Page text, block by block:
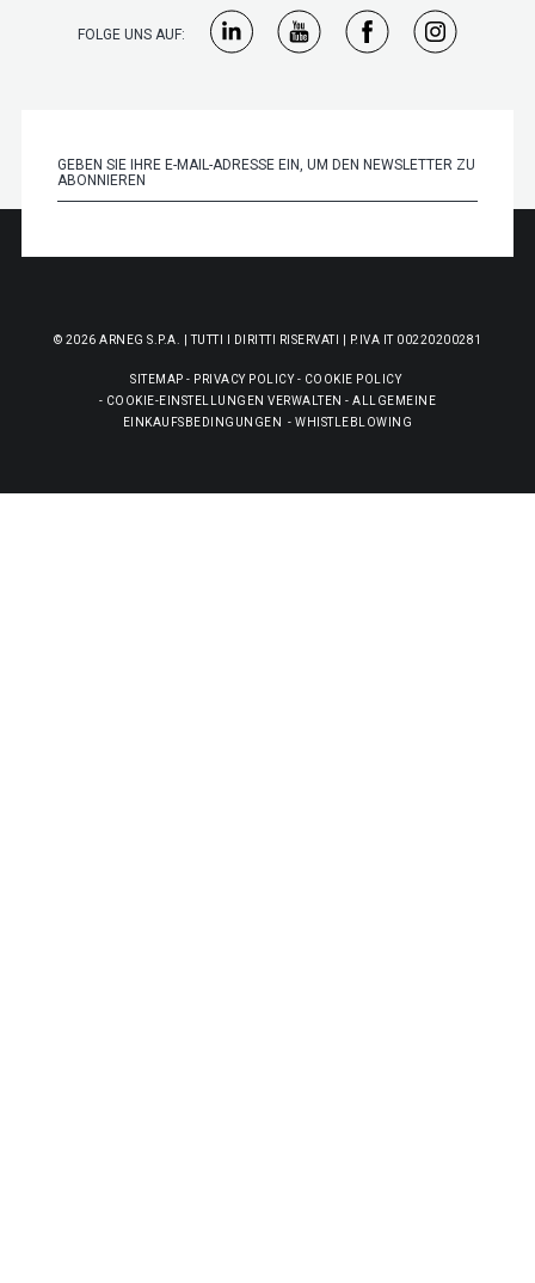
FOLGE UNS AUF:
© 2026 ARNEG S.P.A. | TUTTI I DIRITTI RISERVATI | P.IVA IT 00220200281
SITEMAP - PRIVACY POLICY- COOKIE POLICY
- COOKIE-EINSTELLUNGEN VERWALTEN -ALLGEMEINE
EINKAUFSBEDINGUNGEN
-WHISTLEBLOWING